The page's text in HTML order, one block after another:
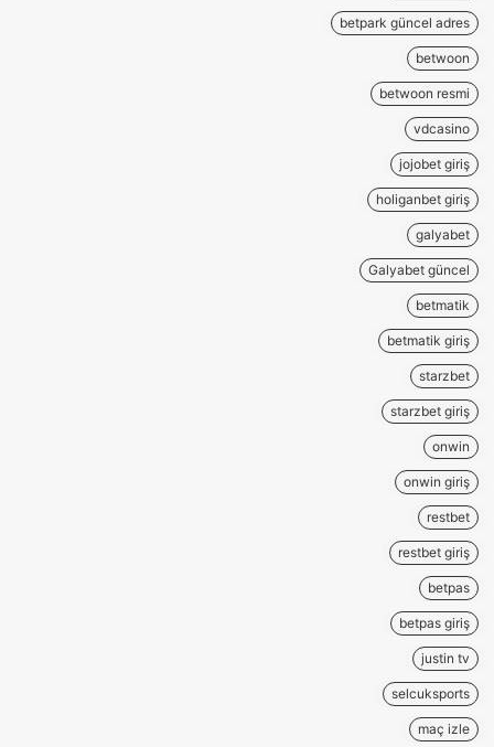
betpark güncel adres
betwoon
betwoon resmi
vdcasino
jojobet giriş
holiganbet giriş
galyabet
Galyabet güncel
betmatik
betmatik giriş
starzbet
starzbet giriş
onwin
onwin giriş
restbet
restbet giriş
betpas
betpas giriş
justin tv
selcuksports
maç izle